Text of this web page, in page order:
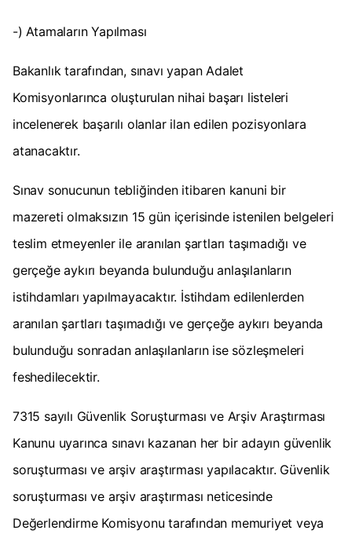
-) Atamaların Yapılması
Bakanlık tarafından, sınavı yapan Adalet
Komisyonlarınca oluşturulan nihai başarı listeleri
incelenerek başarılı olanlar ilan edilen pozisyonlara
atanacaktır.
Sınav sonucunun tebliğinden itibaren kanuni bir
mazereti olmaksızın 15 gün içerisinde istenilen belgeleri
teslim etmeyenler ile aranılan şartları taşımadığı ve
gerçeğe aykırı beyanda bulunduğu anlaşılanların
istihdamları yapılmayacaktır. İstihdam edilenlerden
aranılan şartları taşımadığı ve gerçeğe aykırı beyanda
bulunduğu sonradan anlaşılanların ise sözleşmeleri
feshedilecektir.
7315 sayılı Güvenlik Soruşturması ve Arşiv Araştırması
Kanunu uyarınca sınavı kazanan her bir adayın güvenlik
soruşturması ve arşiv araştırması yapılacaktır. Güvenlik
soruşturması ve arşiv araştırması neticesinde
Değerlendirme Komisyonu tarafından memuriyet veya